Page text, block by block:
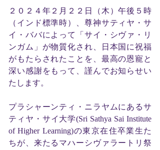
２０２４年２月２２日（木）午後５時
（インド標準時）、尊神サティヤ・サ
イ・ババによって「サイ・シヴァ・リ
ンガム」が物質化され、日本国に祝福
がもたらされたことを、最高の恩寵と
深い感謝をもって、謹んでお知らせい
たします。
プラシャーンティ・ニラヤムにあるサ
ティヤ・サイ大学(Sri Sathya Sai Institute
of Higher Learning)の東京在住卒業生た
ちが、来たるマハーシヴァラートリ祭